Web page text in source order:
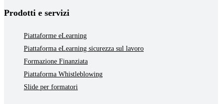
Prodotti e servizi
Piattaforme eLearning
Piattaforma eLearning sicurezza sul lavoro
Formazione Finanziata
Piattaforma Whistleblowing
Slide per formatori